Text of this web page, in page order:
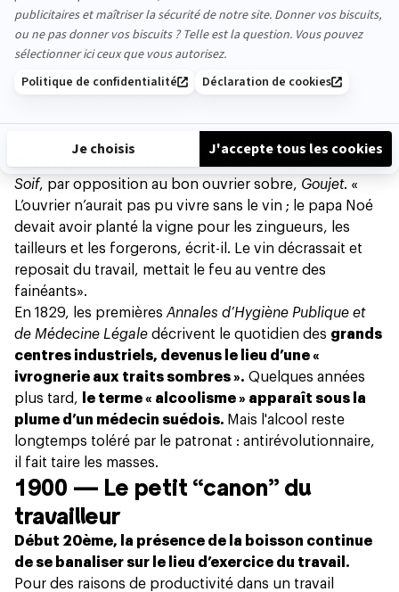
consommation d’alcool à l’usine ou à l’atelier se ritualise
: ancêtres lointains de l’afterwork, le rite de l’absinthe
(un cul sec dans le milieu ouvrier), ou le rituel du Saint-
Lundi (deux jours de biture suivis d’un jour d’absence
juste après le versement du salaire) rythment les temps
de travail.
Dans son roman L'Assommoir,Émile Zola dépeint dès
Soif, par opposition au bon ouvrier sobre, Goujet. «
L’ouvrier n’aurait pas pu vivre sans le vin ; le papa Noé
devait avoir planté la vigne pour les zingueurs, les
tailleurs et les forgerons, écrit-il. Le vin décrassait et
reposait du travail, mettait le feu au ventre des
fainéants».
En 1829, les premières Annales d’Hygiène Publique et
de Médecine Légale décrivent le quotidien des grands
centres industriels, devenus le lieu d’une «
ivrognerie aux traits sombres ». Quelques années
plus tard,
le terme « alcoolisme » apparaît sous la
plume d’un médecin suédois. Mais l'alcool reste
longtemps toléré par le patronat : antirévolutionnaire,
il fait taire les masses.
1900 — Le petit “canon” du
travailleur
Début 20ème, la présence de la boisson continue
de se banaliser sur le lieu d’exercice du travail.
Pour des raisons de productivité dans un travail